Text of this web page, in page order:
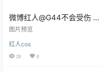
微博红人@G44不会受伤 犬
夜叉 逆发结罗 [29P/313MB]
图片预览
红人cos
20 0